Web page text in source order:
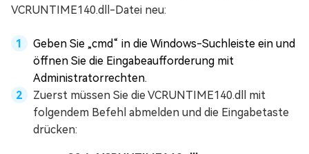
VCRUNTIME140.dll-Datei neu:
Geben Sie „cmd“ in die Windows-Suchleiste ein und
öffnen Sie die Eingabeaufforderung mit
Administratorrechten.
Zuerst müssen Sie die VCRUNTIME140.dll mit
folgendem Befehl abmelden und die Eingabetaste
drücken: